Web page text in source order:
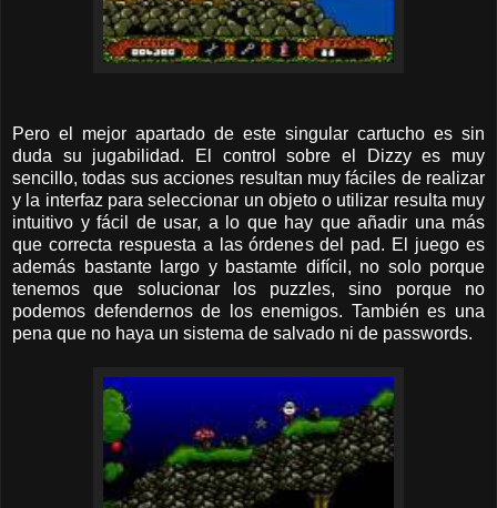
Pero el mejor apartado de este singular cartucho es sin
duda su jugabilidad. El control sobre el Dizzy es muy
sencillo, todas sus acciones resultan muy fáciles de realizar
y la interfaz para seleccionar un objeto o utilizar resulta muy
intuitivo y fácil de usar, a lo que hay que añadir una más
que correcta respuesta a las órdenes del pad. El juego es
además bastante largo y bastamte difícil, no solo porque
tenemos que solucionar los puzzles, sino porque no
podemos defendernos de los enemigos. También es una
pena que no haya un sistema de salvado ni de passwords.